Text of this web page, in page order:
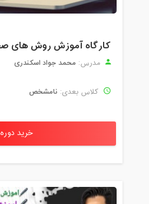
مدرس: محمد جواد اسکندری
کلاس بعدی: نامشخص
خرید دوره